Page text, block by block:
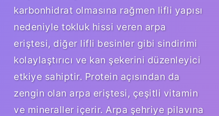
karbonhidrat olmasına rağmen lifli yapısı
nedeniyle tokluk hissi veren arpa
eriştesi, diğer lifli besinler gibi sindirimi
kolaylaştırıcı ve kan şekerini düzenleyici
etkiye sahiptir. Protein açısından da
zengin olan arpa eriştesi, çeşitli vitamin
ve mineraller içerir. Arpa şehriye pilavına